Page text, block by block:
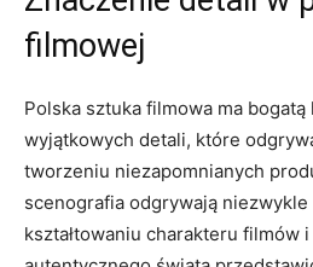
filmowej
Polska sztuka filmowa ma bogatą
wyjątkowych detali, które
tworzeniu niezapomnianych
scenografia odgrywają
kształtowaniu charakteru filmów